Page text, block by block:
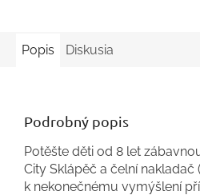
Popis Diskusia
Podrobný popis
Potěšte děti od 8 let
City Sklápěč a čelní nakladač
k nekonečnému vymýšlení